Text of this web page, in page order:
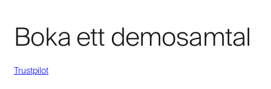
Boka ett demosamtal
Trustpilot